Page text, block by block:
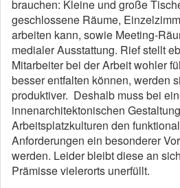
brauchen: Kleine und große
geschlossene Räume,
arbeiten kann, sowie Meeting-
medialer Ausstattung. Rief stellt
Mitarbeiter bei der Arbeit wohler
besser entfalten können, werden
produktiver. Deshalb muss bei
innenarchitektonischen
Arbeitsplatzkulturen den
Anforderungen ein besonderer
werden. Leider bleibt diese an
Prämisse vielerorts unerfüllt.